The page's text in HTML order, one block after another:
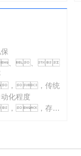
、、、
，，传统
化程度
，，存在